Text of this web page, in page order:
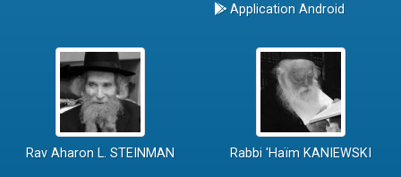
Application Android
Rav Aharon L. STEINMAN Rabbi 'Haïm KANIEWSKI